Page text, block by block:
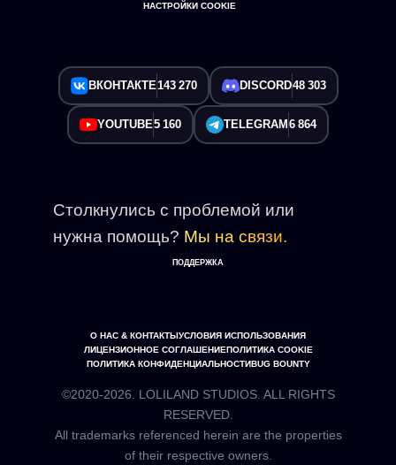
НАСТРОЙКИ COOKIE
ВКОНТАКТЕ143 270 DISCORD48 303
YOUTUBE5 160 TELEGRAM 6 864
Столкнулись с проблемой или
нужна помощь? Мы на связи.
ПОДДЕРЖКА
О НАС & КОНТАКТЫУСЛОВИЯ ИСПОЛЬЗОВАНИЯ
ЛИЦЕНЗИОННОЕ СОГЛАШЕНИЕПОЛИТИКА COOKIE
ПОЛИТИКА КОНФИДЕНЦИАЛЬНОСТИBUG BOUNTY
©2020-2026. LOLILAND STUDIOS. ALL RIGHTS
RESERVED.
All trademarks referenced herein are the properties